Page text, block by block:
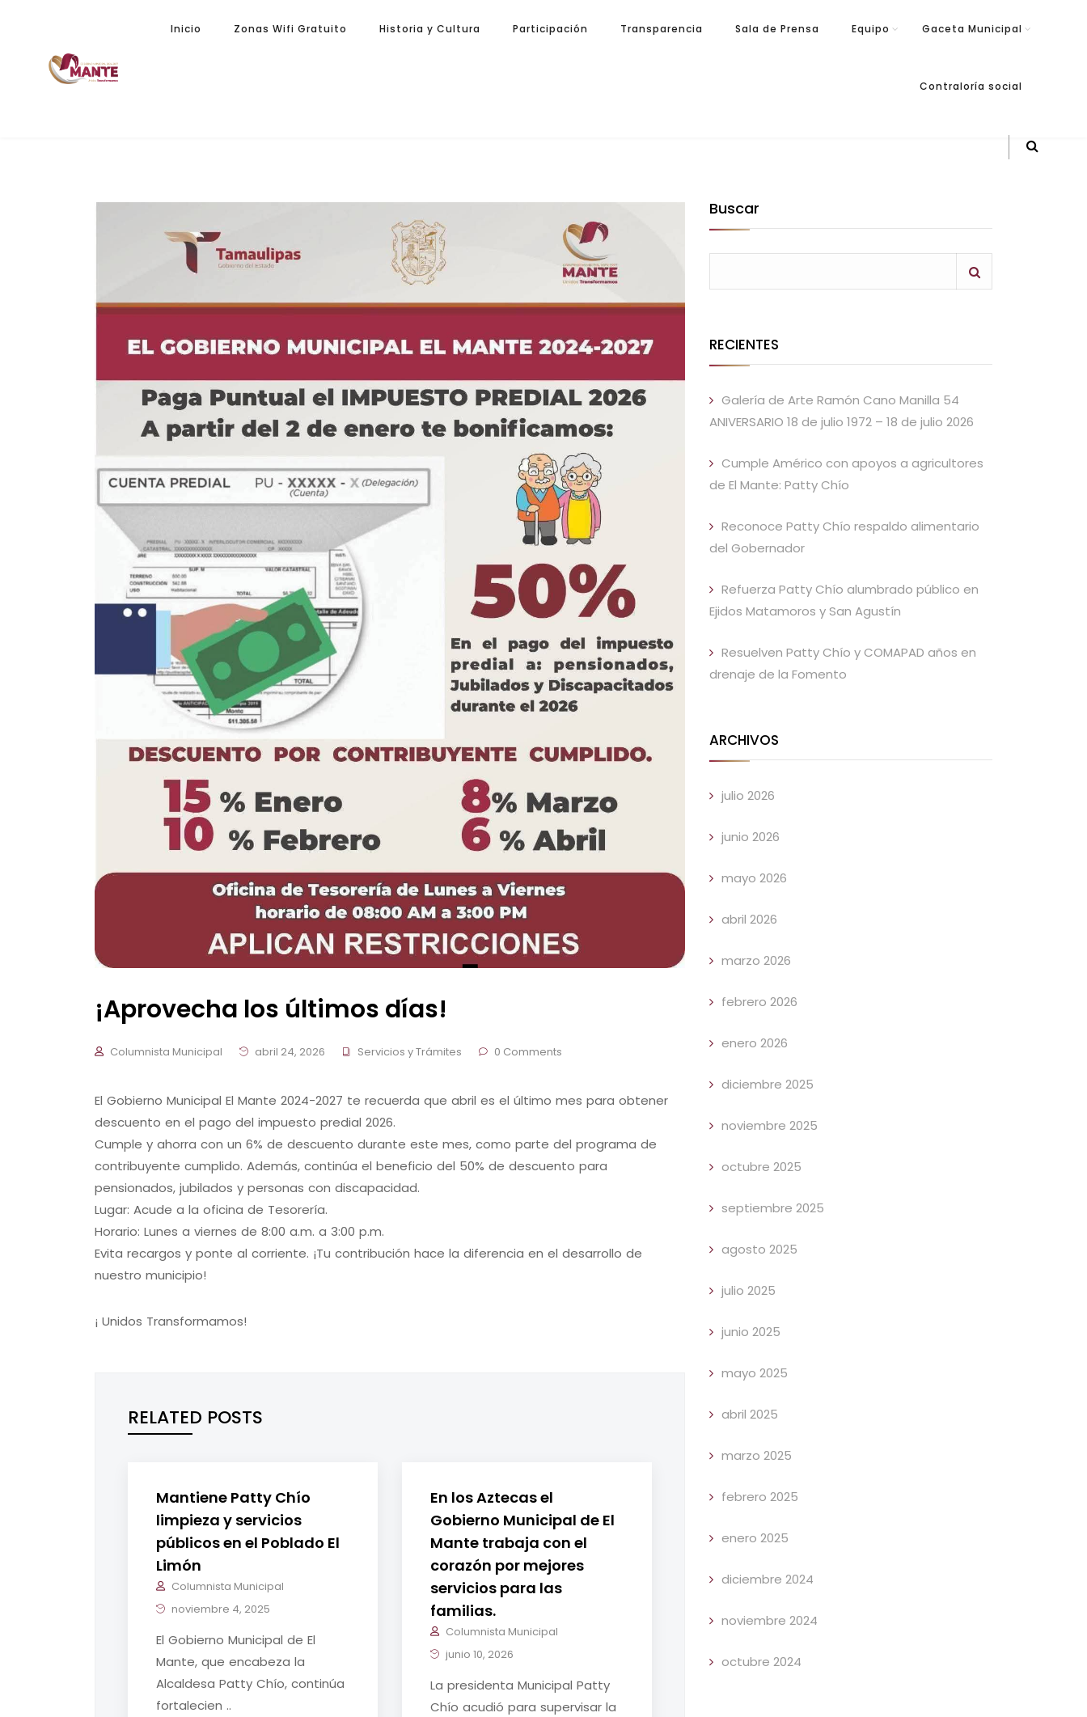
Inicio Zonas Wifi Gratuito Historia y Cultura Participación Transparencia Sala de Prensa Equipo Gaceta Municipal
Contraloría social
¡Aprovecha los últimos días!
Columnista Municipal abril 24, 2026 Servicios y Trámites 0 Comments
​El Gobierno Municipal El Mante 2024-2027 te recuerda que abril es el último mes para obtener
descuento en el pago del impuesto predial 2026.
​Cumple y ahorra con un 6% de descuento durante este mes, como parte del programa de
contribuyente cumplido. Además, continúa el beneficio del 50% de descuento para
pensionados, jubilados y personas con discapacidad.
​Lugar: Acude a la oficina de Tesorería.
​Horario: Lunes a viernes de 8:00 a.m. a 3:00 p.m.
​Evita recargos y ponte al corriente. ¡Tu contribución hace la diferencia en el desarrollo de
nuestro municipio!
¡ Unidos Transformamos!
RELATED POSTS
Mantiene Patty Chío
limpieza y servicios
públicos en el Poblado El
Limón
Columnista Municipal
noviembre 4, 2025
El Gobierno Municipal de El
Mante, que encabeza la
Alcaldesa Patty Chío, continúa
fortalecien ..
En los Aztecas el
Gobierno Municipal de El
Mante trabaja con el
corazón por mejores
servicios para las
familias.
Columnista Municipal
junio 10, 2026
La presidenta Municipal Patty
Chío acudió para supervisar la
Buscar
RECIENTES
Galería de Arte Ramón Cano Manilla 54
ANIVERSARIO 18 de julio 1972 – 18 de julio 2026
Cumple Américo con apoyos a agricultores
de El Mante: Patty Chío
Reconoce Patty Chío respaldo alimentario
del Gobernador
Refuerza Patty Chío alumbrado público en
Ejidos Matamoros y San Agustín
Resuelven Patty Chío y COMAPAD años en
drenaje de la Fomento
ARCHIVOS
julio 2026
junio 2026
mayo 2026
abril 2026
marzo 2026
febrero 2026
enero 2026
diciembre 2025
noviembre 2025
octubre 2025
septiembre 2025
agosto 2025
julio 2025
junio 2025
mayo 2025
abril 2025
marzo 2025
febrero 2025
enero 2025
diciembre 2024
noviembre 2024
octubre 2024